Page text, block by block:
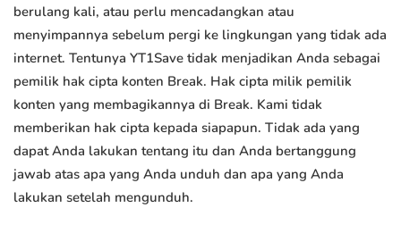
berulang kali, atau perlu mencadangkan atau
menyimpannya sebelum pergi ke lingkungan yang tidak ada
internet. Tentunya YT1Save tidak menjadikan Anda sebagai
pemilik hak cipta konten Break. Hak cipta milik pemilik
konten yang membagikannya di Break. Kami tidak
memberikan hak cipta kepada siapapun. Tidak ada yang
dapat Anda lakukan tentang itu dan Anda bertanggung
jawab atas apa yang Anda unduh dan apa yang Anda
lakukan setelah mengunduh.